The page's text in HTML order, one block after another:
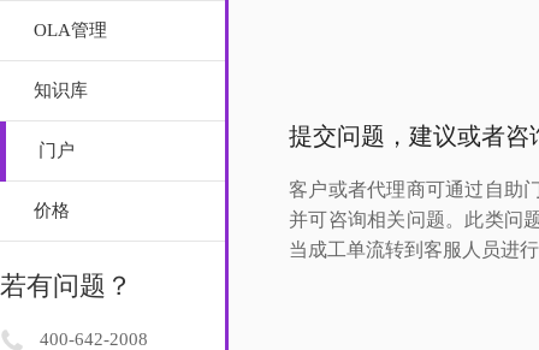
OLA管理
知识库
门户
价格
若有问题？
400-642-2008
提交问题，建议或者咨
客户或者代理商可通过自助
并可咨询相关问题。此类问
当成工单流转到客服人员进